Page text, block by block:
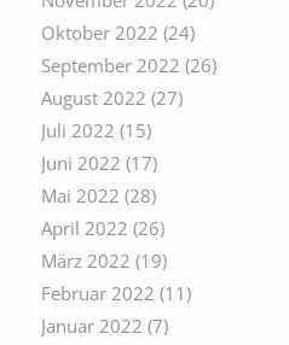
Oktober 2022 (24)
September 2022 (26)
August 2022 (27)
Juli 2022 (15)
Juni 2022 (17)
Mai 2022 (28)
April 2022 (26)
März 2022 (19)
Februar 2022 (11)
Januar 2022 (7)